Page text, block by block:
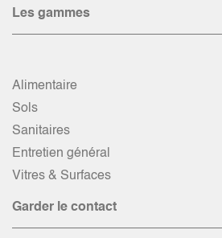
Les gammes
Alimentaire
Sols
Sanitaires
Entretien général
Vitres & Surfaces
Garder le contact